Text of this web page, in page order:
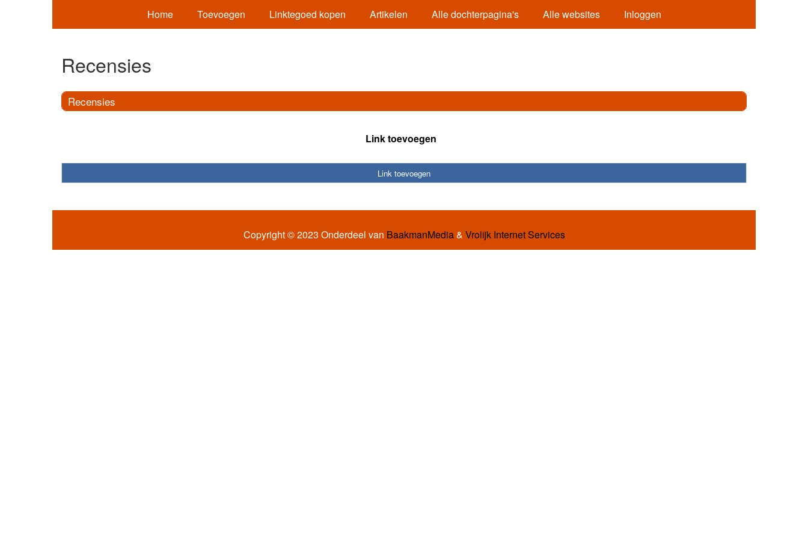
Home Toevoegen Linktegoed kopen Artikelen Alle dochterpagina's Alle websites Inloggen
Recensies
Recensies
Link toevoegen
Link toevoegen
Copyright © 2023 Onderdeel van BaakmanMedia& Vrolijk Internet Services